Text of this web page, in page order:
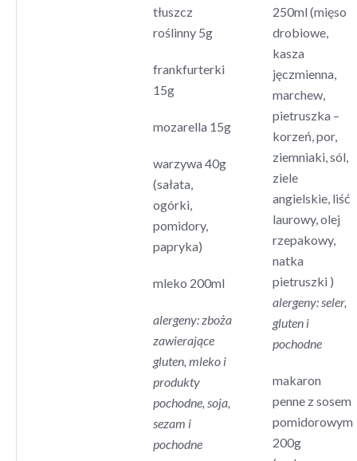
tłuszcz
roślinny 5g
frankfurterki
15g
mozarella 15g
warzywa 40g
(sałata,
ogórki,
pomidory,
papryka)
mleko 200ml
alergeny: zboża
zawierające
gluten, mleko i
produkty
pochodne, soja,
sezam i
pochodne
250ml (mięso
drobiowe,
kasza
jęczmienna,
marchew,
pietruszka –
korzeń, por,
ziemniaki, sól,
ziele
angielskie, liść
laurowy, olej
rzepakowy,
natka
pietruszki )
alergeny: seler,
gluten i
pochodne
makaron
penne z sosem
pomidorowym
200g